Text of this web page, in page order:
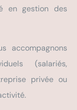
en gestion des
accompagnons
(salariés,
privée ou
ci-
!